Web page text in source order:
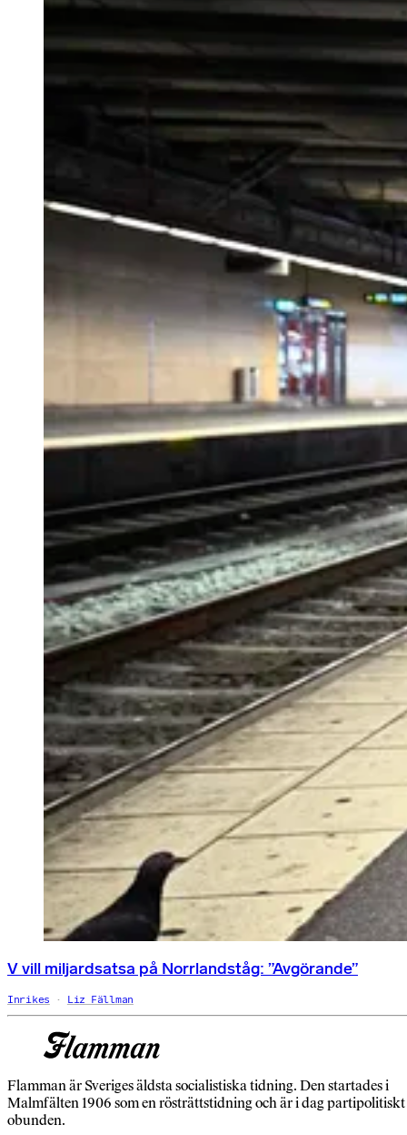
V vill miljardsatsa på Norrlandståg: ”Avgörande”
Inrikes Liz Fällman
Flamman är Sveriges äldsta socialistiska tidning. Den startades i
Malmfälten 1906 som en rösträttstidning och är i dag partipolitiskt
obunden.